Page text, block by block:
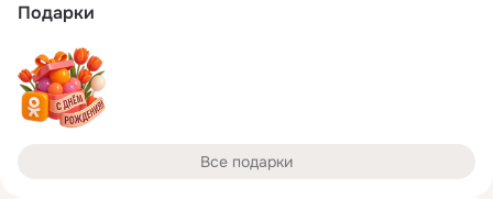
Подарки
Все подарки